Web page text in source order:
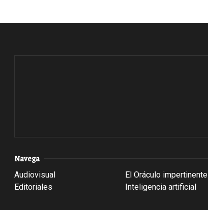
Navega
Audiovisual
Editoriales
El Oráculo impertinente
Inteligencia artificial